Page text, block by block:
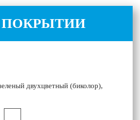
ПОКРЫТИИ
двухцветный (биколор),